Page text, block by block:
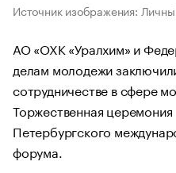
Источник изображения:
АО «ОХК «Уралхим» и
делам молодежи
сотрудничестве в сфере
Торжественная
Петербургского
форума.